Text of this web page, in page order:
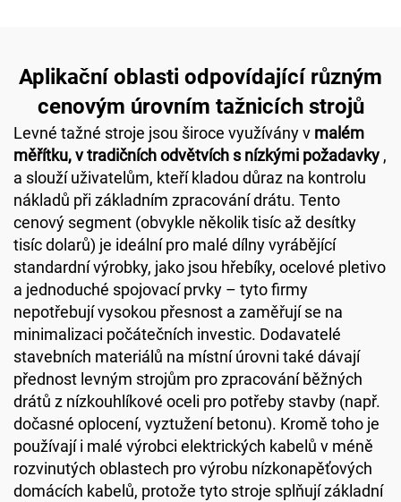
Aplikační oblasti odpovídající různým
cenovým úrovním tažnicích strojů
Levné tažné stroje jsou široce využívány v malém
měřítku, v tradičních odvětvích s nízkými požadavky ,
a slouží uživatelům, kteří kladou důraz na kontrolu
nákladů při základním zpracování drátu. Tento
cenový segment (obvykle několik tisíc až desítky
tisíc dolarů) je ideální pro malé dílny vyrábějící
standardní výrobky, jako jsou hřebíky, ocelové pletivo
a jednoduché spojovací prvky – tyto firmy
nepotřebují vysokou přesnost a zaměřují se na
minimalizaci počátečních investic. Dodavatelé
stavebních materiálů na místní úrovni také dávají
přednost levným strojům pro zpracování běžných
drátů z nízkouhlíkové oceli pro potřeby stavby (např.
dočasné oplocení, vyztužení betonu). Kromě toho je
používají i malé výrobci elektrických kabelů v méně
rozvinutých oblastech pro výrobu nízkonapěťových
domácích kabelů, protože tyto stroje splňují základní